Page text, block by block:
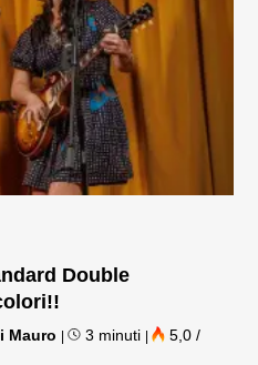
Double
Mauro | 3 minuti |
5,0 /